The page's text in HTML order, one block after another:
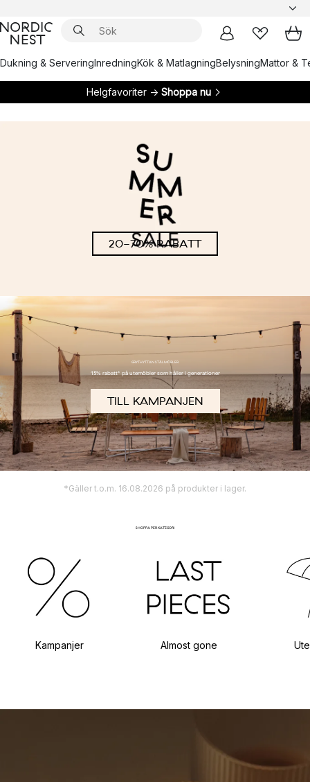
Dukning & ServeringInredningKök & MatlagningBelysningMattor &
Helgfavoriter → Shoppa nu
20-70% RABATT
GRYTHYTTAN STÅLMÖBLER
15% rabatt* på utemöbler som håller i generationer
TILL KAMPANJEN
*Gäller t.o.m. 16.08.2026 på produkter i lager.
SHOPPA PER KATEGORI
Kampanjer Almost gone